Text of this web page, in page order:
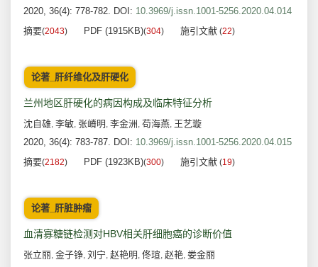
2020, 36(4): 778-782. DOI: 10.3969/j.issn.1001-5256.2020.04.014
摘要(2043) PDF (1915KB)(304) 施引文献 (22)
论著_肝纤维化及肝硬化
兰州地区肝硬化的病因构成及临床特征分析
沈自雄, 李敏, 张嵴明 , 李金洲, 苟海燕, 王艺璇
2020, 36(4): 783-787. DOI: 10.3969/j.issn.1001-5256.2020.04.015
摘要(2182) PDF (1923KB)(300) 施引文献 (19)
论著_肝脏肿瘤
血清寡糖链检测对HBV相关肝细胞癌的诊断价值
张立丽, 金子铮, 刘宁, 赵艳明 , 佟瑄, 赵艳, 娄金丽